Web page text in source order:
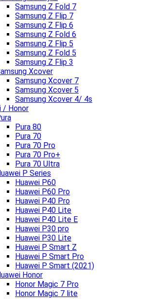
Samsung Z Fold 7
Samsung Z Flip 7
Samsung Z Flip 6
Samsung Z Fold 6
Samsung Z Flip 5
Samsung Z Fold 5
Samsung Z Flip 3
Xcover
Samsung Xcover 7
Samsung Xcover 5
Samsung Xcover 4/ 4s
/ Honor
Pura 80
Pura 70
Pura 70 Pro
Pura 70 Pro+
Pura 70 Ultra
P Series
Huawei P60
Huawei P60 Pro
Huawei P40 Pro
Huawei P40 Lite
Huawei P40 Lite E
Huawei P30 pro
Huawei P30 Lite
Huawei P Smart Z
Huawei P Smart Pro
Huawei P Smart (2021)
Honor
Honor Magic 7 Pro
Honor Magic 7 lite